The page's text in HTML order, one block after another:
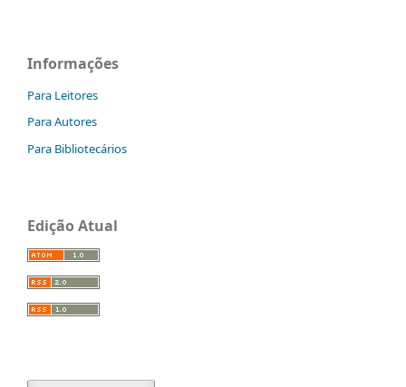
Informações
Para Leitores
Para Autores
Para Bibliotecários
Edição Atual